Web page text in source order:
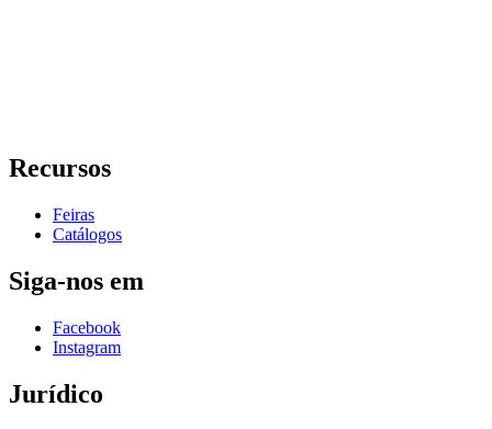
Recursos
Feiras
Catálogos
Siga-nos em
Facebook
Instagram
Jurídico